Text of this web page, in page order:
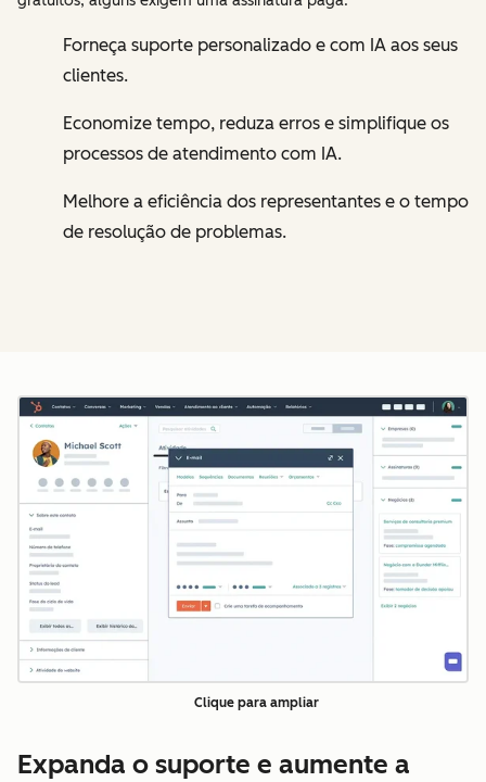
Forneça suporte personalizado e com IA aos seus
clientes.
Economize tempo, reduza erros e simplifique os
processos de atendimento com IA.
Melhore a eficiência dos representantes e o tempo
de resolução de problemas.
Clique para ampliar
Expanda o suporte e aumente a